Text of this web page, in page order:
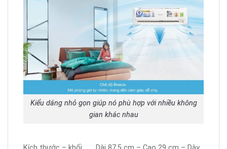
Kiểu dáng nhỏ gọn giúp nó phù hợp với nhiều không
gian khác nhau